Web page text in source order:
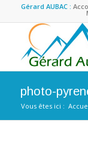
Gérard AUBAC :
photo-
Vous êtes ici :